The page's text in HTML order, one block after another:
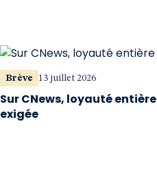
Brève 13 juillet 2026
Sur CNews, loyauté entière
exigée